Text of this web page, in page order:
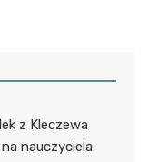
z Kleczewa
nauczyciela